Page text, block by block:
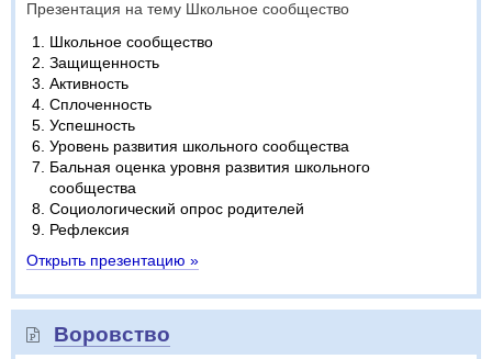
Презентация на тему Школьное сообщество
Школьное сообщество
Защищенность
Активность
Сплоченность
Успешность
Уровень развития школьного сообщества
Бальная оценка уровня развития школьного
сообщества
Социологический опрос родителей
Рефлексия
Открыть презентацию »
Воровство